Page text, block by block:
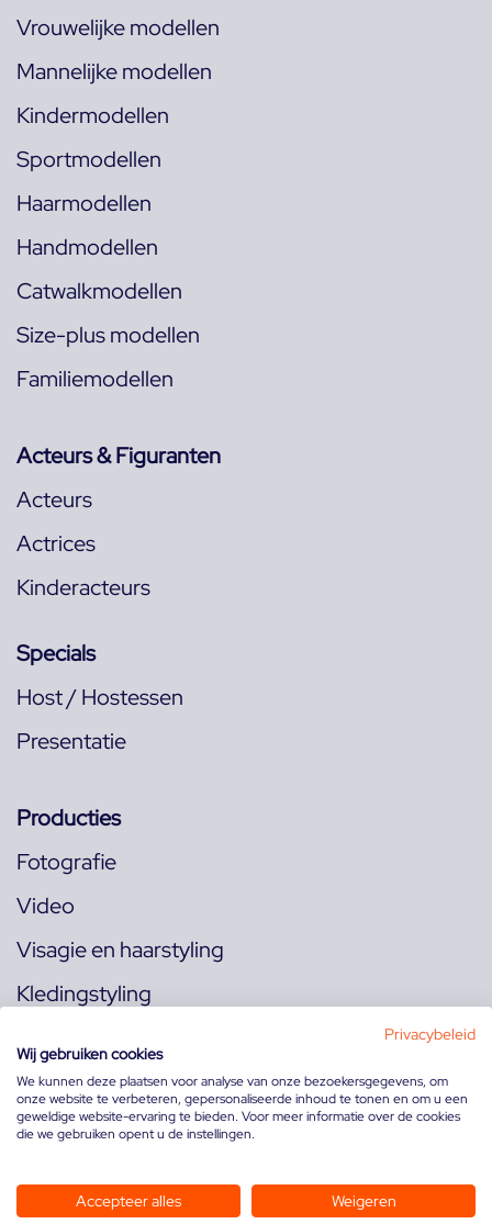
Vrouwelijke modellen
Mannelijke modellen
Kindermodellen
Sportmodellen
Haarmodellen
Handmodellen
Catwalkmodellen
Size-plus modellen
Familiemodellen
Acteurs & Figuranten
Acteurs
Actrices
Kinderacteurs
Specials
Host / Hostessen
Presentatie
Producties
Fotografie
Video
Visagie en haarstyling
Kledingstyling
Volg ons op:
Privacybeleid
Wij gebruiken cookies
We kunnen deze plaatsen voor analyse van onze bezoekersgegevens, om
onze website te verbeteren, gepersonaliseerde inhoud te tonen en om u een
geweldige website-ervaring te bieden. Voor meer informatie over de cookies
die we gebruiken opent u de instellingen.
Accepteer alles Weigeren